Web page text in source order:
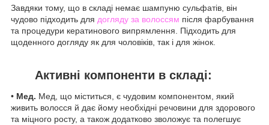
Завдяки тому, що в складі немає шампуню сульфатів, він
чудово підходить для догляду за волоссям після фарбування
та процедури кератинового випрямлення. Підходить для
щоденного догляду як для чоловіків, так і для жінок.
Активні компоненти в складі:
• Мед. Мед, що міститься, є чудовим компонентом, який
живить волосся й дає йому необхідні речовини для здорового
та міцного росту, а також додатково зволожує та полегшує